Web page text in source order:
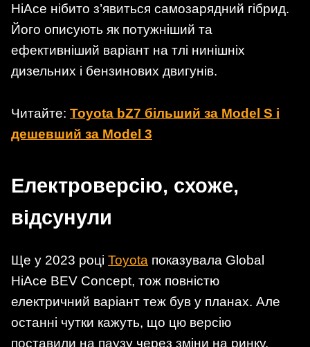
HiAce нібито з’явиться самозарядний гібрид.
Його описують як потужніший та
ефективніший варіант на тлі нинішніх
дизельних і бензинових двигунів.
Читайте: Toyota bZ7 більший за Model S і
дешевший за Model 3
Електроверсію, схоже,
відсунули
Ще у 2023 році Toyota показувала Global
HiAce BEV Concept, тож повністю
електричний варіант теж був у планах. Але
останні чутки кажуть, що цю версію
поставили на паузу через зміни на ринку.